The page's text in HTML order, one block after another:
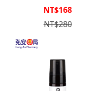
NT$168
NT$280